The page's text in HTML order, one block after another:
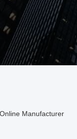
Manufacturer